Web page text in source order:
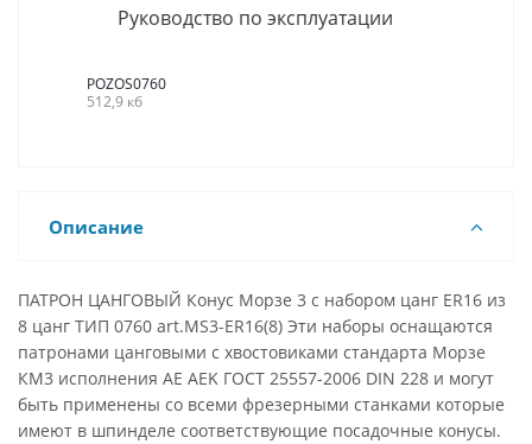
Руководство по эксплуатации
POZOS0760
512,9 кб
Описание
ПАТРОН ЦАНГОВЫЙ Конус Морзе 3 с набором цанг ER16 из
8 цанг ТИП 0760 art.MS3-ER16(8) Эти наборы оснащаются
патронами цанговыми с хвостовиками стандарта Морзе
КМ3 исполнения AE AEK ГОСТ 25557-2006 DIN 228 и могут
быть применены со всеми фрезерными станками которые
имеют в шпинделе соответствующие посадочные конусы.